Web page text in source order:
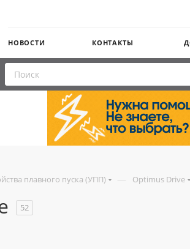
НОВОСТИ КОНТАКТЫ
плавного пуска (УПП) — Optimus Drive
52